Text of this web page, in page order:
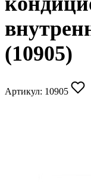
(10905)
Артикул: 10905